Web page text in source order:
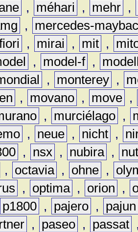
, méhari , mehr ,
,
mercedes-
, mirai , mit ,
, model-f ,
, monterey ,
, movano , move ,
, murciélago ,
, neue , nicht ,
, nsx , nubira ,
, octavia , ohne ,
, optima , orion ,
p1800 , pajero ,
pajun
, paseo , passat